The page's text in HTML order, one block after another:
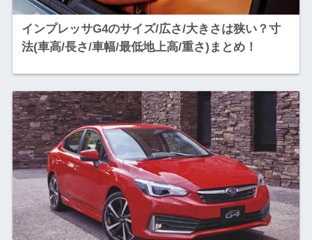
インプレッサG4のサイズ/広さ/大きさは狭い？寸
法(車高/長さ/車幅/最低地上高/重さ)まとめ！